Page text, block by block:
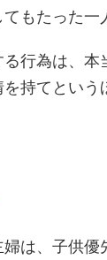
もたった一
行為は、本
持てという
は、子供優